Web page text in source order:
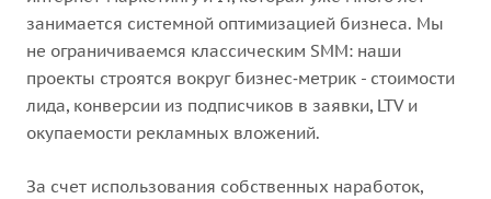
занимается системной оптимизацией бизнеса. Мы
не ограничиваемся классическим SMM: наши
проекты строятся вокруг бизнес‑метрик - стоимости
лида, конверсии из подписчиков в заявки, LTV и
окупаемости рекламных вложений.
За счет использования собственных наработок,